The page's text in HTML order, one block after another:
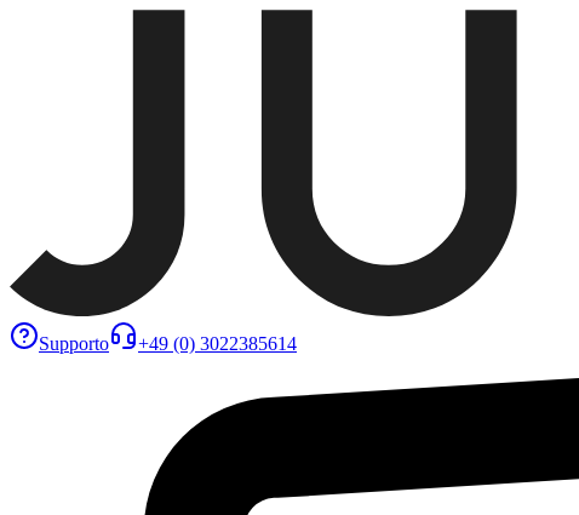
Supporto +49 (0) 3022385614